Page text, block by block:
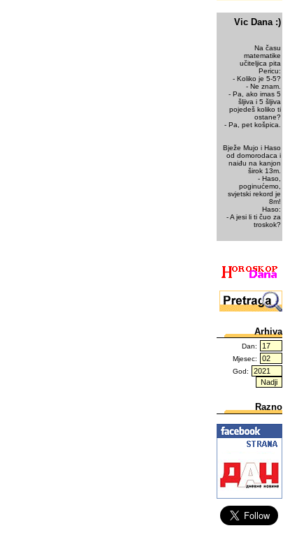
Vic Dana :)
Na času
matematike
učiteljica pita
Pericu:
- Koliko je 5-5?
- Ne znam.
- Pa, ako imas 5
šljiva i 5 šljiva
pojedeš koliko ti
ostane?
- Pa, pet košpica.
Bježe Mujo i Haso
od domorodaca i
naiđu na kanjon
širok 13m.
- Haso,
poginućemo,
svjetski rekord je
8m!
Haso:
- A jesi li ti čuo za
troskok?
Arhiva
Dan:
Mjesec:
God:
Razno